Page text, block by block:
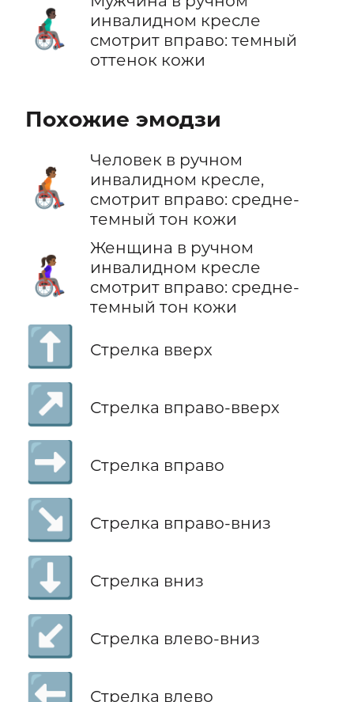
👨🏿‍🦽‍➡️
инвалидном кресле
смотрит вправо: темный
оттенок кожи
Похожие эмодзи
🧑🏾‍🦽‍➡️
Человек в ручном
инвалидном кресле,
смотрит вправо: средне-
темный тон кожи
👩🏾‍🦽‍➡️
Женщина в ручном
инвалидном кресле
смотрит вправо: средне-
темный тон кожи
⬆️ Стрелка вверх
↗️ Стрелка вправо-вверх
➡️ Стрелка вправо
↘️ Стрелка вправо-вниз
⬇️ Стрелка вниз
↙️ Стрелка влево-вниз
Стрелка влево